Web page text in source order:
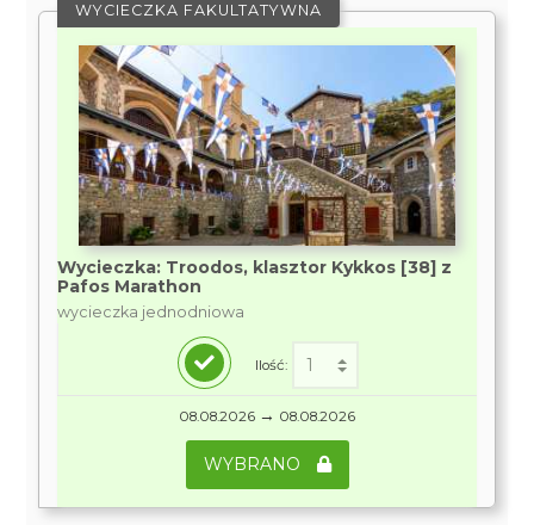
WYCIECZKA FAKULTATYWNA
Wycieczka: Troodos, klasztor Kykkos [38] z
Pafos Marathon
wycieczka jednodniowa
Ilość:
08.08.2026 → 08.08.2026
WYBRANO